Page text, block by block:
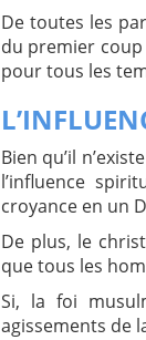
De toutes les
du premier coup
pour tous les
Bien qu’il
l’influence
croyance en un
De plus, le
que tous les
Si, la foi
agissements de